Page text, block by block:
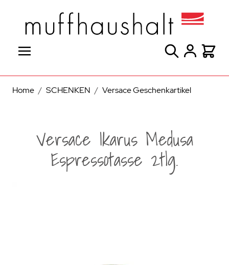
Suche
Home / SCHENKEN / Versace Geschenkartikel
Versace Ikarus Medusa
Espressotasse 2tlg.